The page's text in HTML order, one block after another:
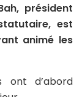
président
est
animé les
ont d’abord